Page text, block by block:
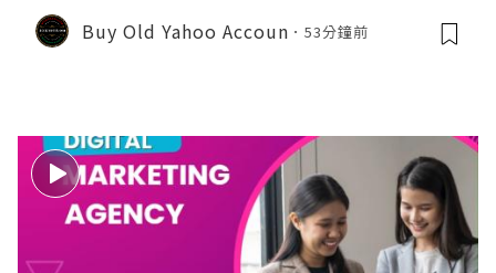
Buy Old Yahoo Accoun 53分鐘前